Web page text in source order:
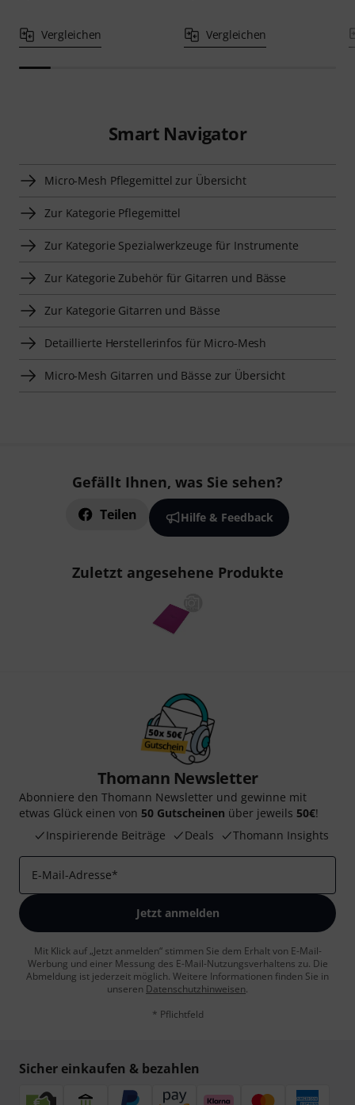
Vergleichen Vergleichen
Smart Navigator
Micro-Mesh Pflegemittel zur Übersicht
Zur Kategorie Pflegemittel
Zur Kategorie Spezialwerkzeuge für Instrumente
Zur Kategorie Zubehör für Gitarren und Bässe
Zur Kategorie Gitarren und Bässe
Detaillierte Herstellerinfos für Micro-Mesh
Micro-Mesh Gitarren und Bässe zur Übersicht
Gefällt Ihnen, was Sie sehen?
Teilen Hilfe & Feedback
Zuletzt angesehene Produkte
Thomann Newsletter
Abonniere den Thomann Newsletter und gewinne mit
etwas Glück einen von 50 Gutscheinen über jeweils 50€!
Inspirierende Beiträge
Deals Thomann Insights
E-Mail-Adresse*
Jetzt anmelden
Mit Klick auf „Jetzt anmelden“ stimmen Sie dem Erhalt von E-Mail-
Werbung und einer Messung des E-Mail-Nutzungsverhaltens zu. Die
Abmeldung ist jederzeit möglich. Weitere Informationen finden Sie in
unseren Datenschutzhinweisen.
* Pflichtfeld
Sicher einkaufen & bezahlen